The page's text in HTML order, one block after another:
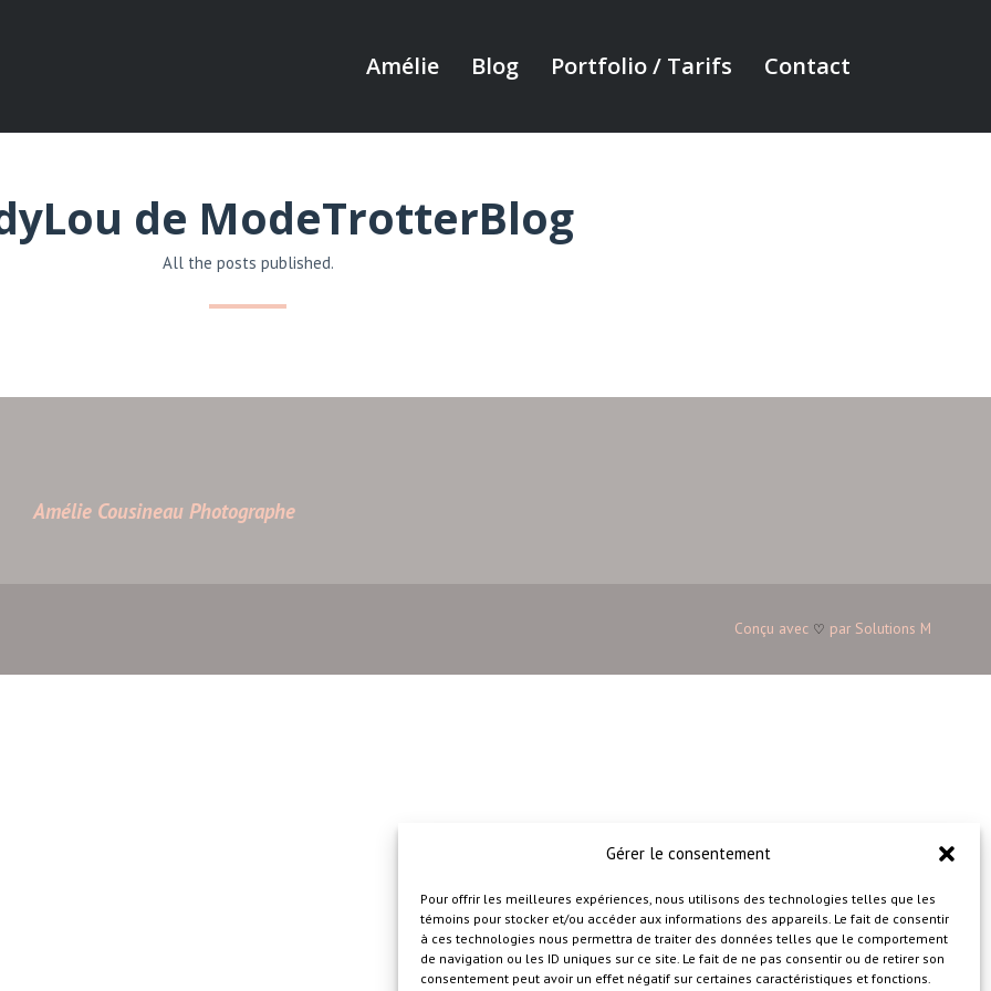
Gérer le consentement
Pour offrir les meilleures expériences, nous utilisons des technologies telles que les
témoins pour stocker et/ou accéder aux informations des appareils. Le fait de consentir
à ces technologies nous permettra de traiter des données telles que le comportement
de navigation ou les ID uniques sur ce site. Le fait de ne pas consentir ou de retirer son
consentement peut avoir un effet négatif sur certaines caractéristiques et fonctions.
Amélie Blog Portfolio / Tarifs Contact
de ModeTrotterBlog
All the posts published.
Amélie Cousineau Photographe
Conçu avec ♡ par Solutions M